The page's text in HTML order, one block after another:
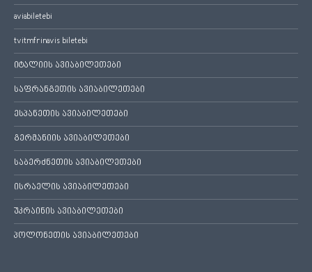
aviabiletebi
tvitmfrinavis biletebi
იტალიის ავიაბილეთები
საფრანგეთის ავიაბილეთები
ესპანეთის ავიაბილეთები
გერმანიის ავიაბილეთები
საბერძნეთის ავიაბილეთები
ისრაელის ავიაბილეთები
უკრაინის ავიაბილეთები
პოლონეთის ავიაბილეთები